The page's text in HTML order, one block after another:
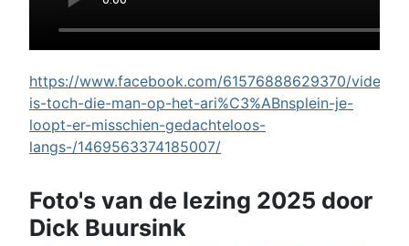
https://www.facebook.com/61576888629370/videos/
is-toch-die-man-op-het-ari%C3%ABnsplein-je-
loopt-er-misschien-gedachteloos-
langs-/1469563374185007/
Foto's van de lezing 2025 door
Dick Buursink